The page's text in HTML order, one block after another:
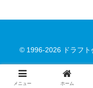
© 1996-2026 ドラフト
メニュー ホーム